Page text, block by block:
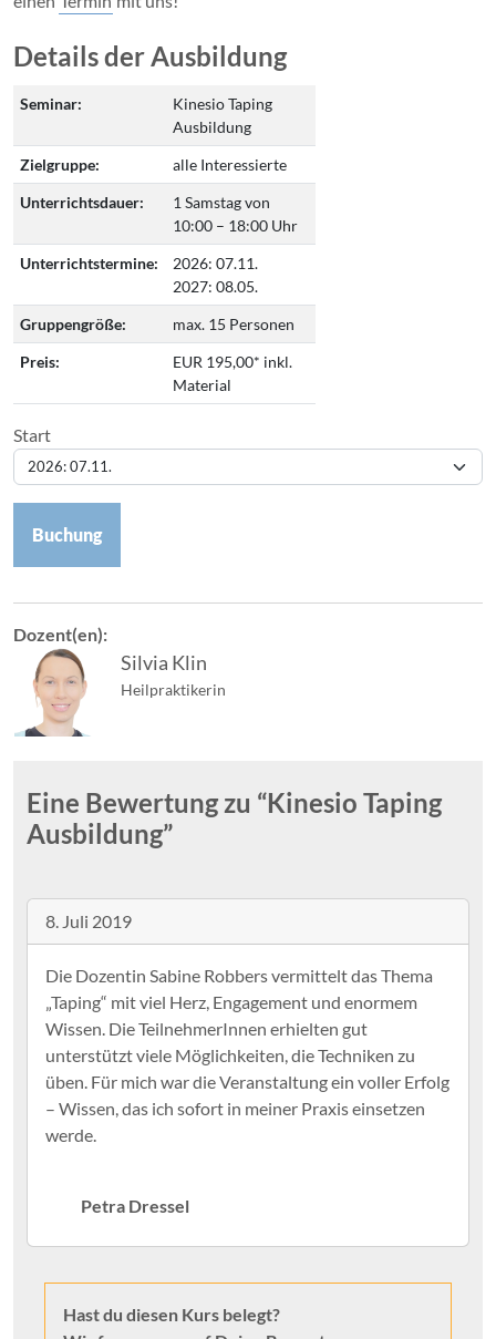
Dozent(en):
Silvia Klin
Heilpraktikerin
Details der Ausbildung
Seminar:
Kinesio Taping
Ausbildung
Zielgruppe:
alle Interessierte
Unterrichtsdauer:
1 Samstag von
10:00 – 18:00 Uhr
Unterrichtstermine:
2026: 07.11.
2027: 08.05.
Gruppengröße:
max. 15 Personen
Preis:
EUR 195,00* inkl.
Material
Start
Buchung
Eine Bewertung zu “Kinesio Taping
Ausbildung”
8. Juli 2019
Petra Dressel
Hast du diesen Kurs belegt?